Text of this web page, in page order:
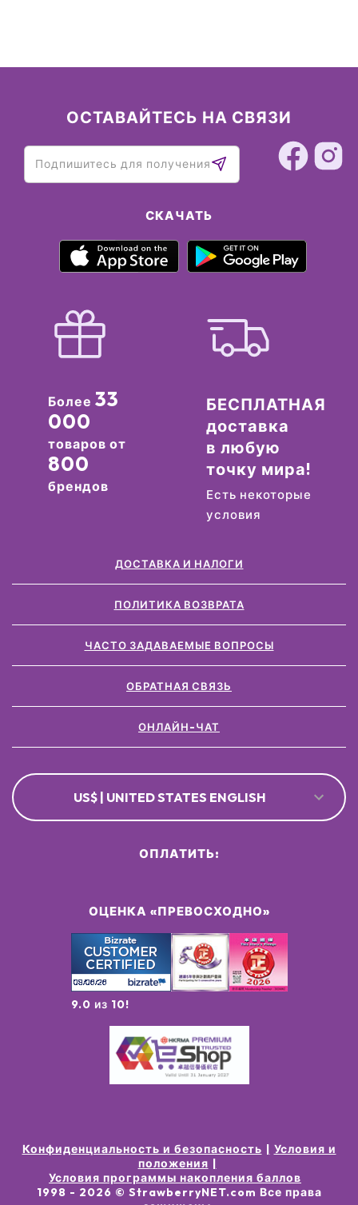
ОСТАВАЙТЕСЬ НА СВЯЗИ
СКАЧАТЬ
Более 33
000
товаров от
800
брендов
БЕСПЛАТНАЯ
доставка
в любую
точку мира!
Есть некоторые
условия
ДОСТАВКА И НАЛОГИ
ПОЛИТИКА ВОЗВРАТА
ЧАСТО ЗАДАВАЕМЫЕ ВОПРОСЫ
ОБРАТНАЯ СВЯЗЬ
ОНЛАЙН-ЧАТ
US$ | UNITED STATES ENGLISH
ОЦЕНКА «ПРЕВОСХОДНО»
9.0 из 10!
ОПЛАТИТЬ:
Конфиденциальность и безопасность
Условия и
положения
Условия программы накопления баллов
1998 - 2026 © StrawberryNET.com Все права